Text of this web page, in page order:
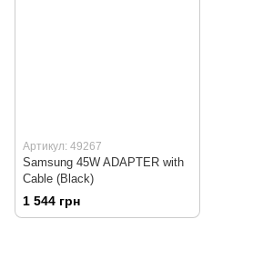
Артикул: 49267
Samsung 45W ADAPTER with
Cable (Black)
1 544 грн